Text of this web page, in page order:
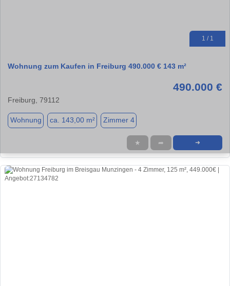
1 / 1
Wohnung zum Kaufen in Freiburg 490.000 € 143 m²
490.000 €
Freiburg, 79112
Wohnung ca. 143,00 m² Zimmer 4
★ ➦ ➜